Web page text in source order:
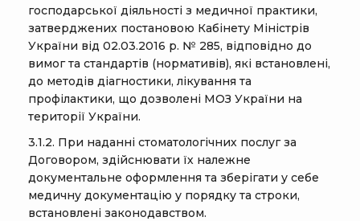
господарської діяльності з медичної практики,
затверджених постановою Кабінету Міністрів
України від 02.03.2016 р. № 285, відповідно до
вимог та стандартів (нормативів), які встановлені,
до методів діагностики, лікування та
профілактики, що дозволені МОЗ України на
території України.
3.1.2. При наданні стоматологічних послуг за
Договором, здійснювати їх належне
документальне оформлення та зберігати у себе
медичну документацію у порядку та строки,
встановлені законодавством.